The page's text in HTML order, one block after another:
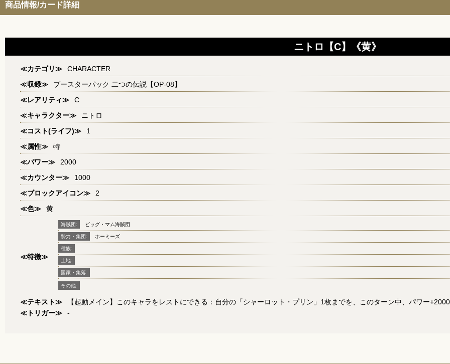
商品情報/カード詳細
ニトロ【C】《黄》
≪カテゴリ≫
CHARACTER
≪収録≫
ブースターパック 二つの伝説【OP-08】
≪レアリティ≫
C
≪キャラクター≫
ニトロ
≪コスト(ライフ)≫
1
≪属性≫
特
≪パワー≫
2000
≪カウンター≫
1000
≪ブロックアイコン≫
2
≪色≫
黄
≪特徴≫
海賊団: ビッグ・マム海賊団
勢力・集団: ホーミーズ
種族:
土地:
国家・集落:
その他:
≪テキスト≫
【起動メイン】このキャラをレストにできる：自分の「シャーロット・プリン」1枚までを、このターン中、パワー
≪トリガー≫
-